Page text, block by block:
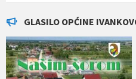
GLASILO OPĆINE